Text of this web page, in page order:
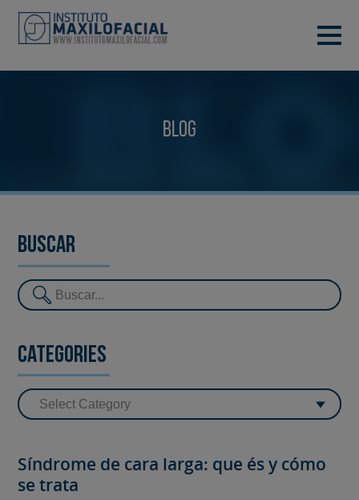
Blog
Buscar
Categories
Síndrome de cara larga: que és y cómo
se trata